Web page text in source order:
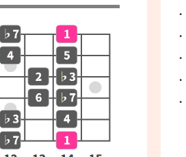
・
・
・
・
・